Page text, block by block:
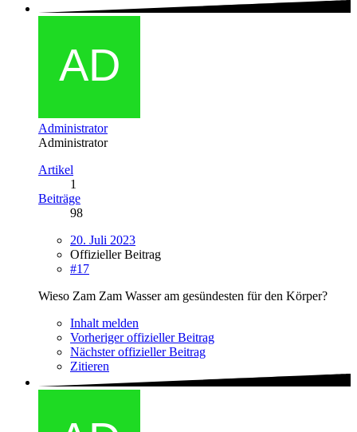
Administrator
Administrator
Artikel
1
Beiträge
98
20. Juli 2023
Offizieller Beitrag
#17
Wieso Zam Zam Wasser am gesündesten für den Körper?
Inhalt melden
Vorheriger offizieller Beitrag
Nächster offizieller Beitrag
Zitieren